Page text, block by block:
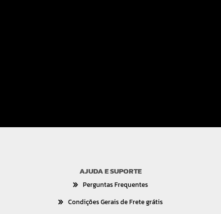
AJUDA E SUPORTE
Perguntas Frequentes
Condições Gerais de Frete grátis